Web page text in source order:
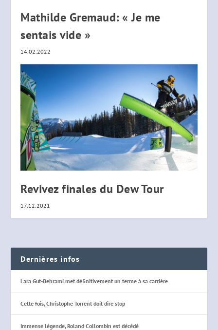
Mathilde Gremaud: « Je me
sentais vide »
14.02.2022
Revivez finales du Dew Tour
17.12.2021
Dernières infos
Lara Gut-Behrami met définitivement un terme à sa carrière
Cette fois, Christophe Torrent doit dire stop
Immense légende, Roland Collombin est décédé